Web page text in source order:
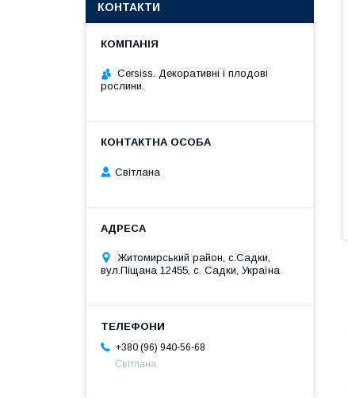
КОНТАКТИ
Cersiss. Декоративні і плодові
рослини.
Світлана
Житомирський район, с.Садки,
вул.Піщана 12455, с. Садки, Україна
+380 (96) 940-56-68
Світлана